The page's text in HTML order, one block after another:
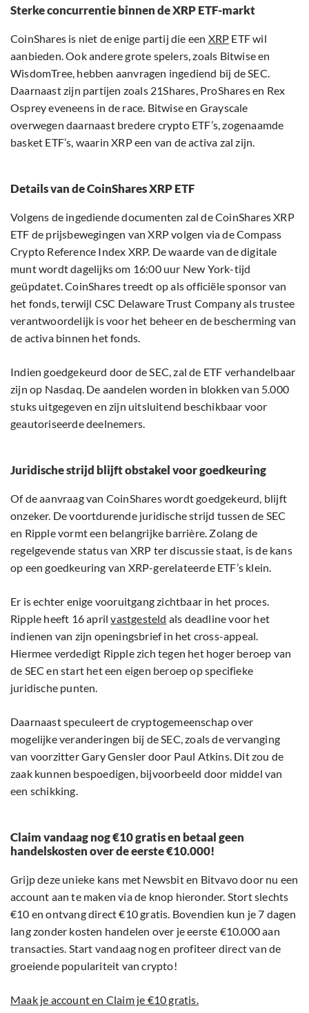
Sterke concurrentie binnen de XRP ETF-markt
CoinShares is niet de enige partij die een XRP ETF wil
aanbieden. Ook andere grote spelers, zoals Bitwise en
WisdomTree, hebben aanvragen ingediend bij de SEC.
Daarnaast zijn partijen zoals 21Shares, ProShares en Rex
Osprey eveneens in de race. Bitwise en Grayscale
overwegen daarnaast bredere crypto ETF’s, zogenaamde
basket ETF’s, waarin XRP een van de activa zal zijn.
Details van de CoinShares XRP ETF
Volgens de ingediende documenten zal de CoinShares XRP
ETF de prijsbewegingen van XRP volgen via de Compass
Crypto Reference Index XRP. De waarde van de digitale
munt wordt dagelijks om 16:00 uur New York-tijd
geüpdatet. CoinShares treedt op als officiële sponsor van
het fonds, terwijl CSC Delaware Trust Company als trustee
verantwoordelijk is voor het beheer en de bescherming van
de activa binnen het fonds.
Indien goedgekeurd door de SEC, zal de ETF verhandelbaar
zijn op Nasdaq. De aandelen worden in blokken van 5.000
stuks uitgegeven en zijn uitsluitend beschikbaar voor
geautoriseerde deelnemers.
Juridische strijd blijft obstakel voor goedkeuring
Of de aanvraag van CoinShares wordt goedgekeurd, blijft
onzeker. De voortdurende juridische strijd tussen de SEC
en Ripple vormt een belangrijke barrière. Zolang de
regelgevende status van XRP ter discussie staat, is de kans
op een goedkeuring van XRP-gerelateerde ETF’s klein.
Er is echter enige vooruitgang zichtbaar in het proces.
Ripple heeft 16 aprilvastgesteld als deadline voor het
indienen van zijn openingsbrief in het cross-appeal.
Hiermee verdedigt Ripple zich tegen het hoger beroep van
de SEC en start het een eigen beroep op specifieke
juridische punten.
Daarnaast speculeert de cryptogemeenschap over
mogelijke veranderingen bij de SEC, zoals de vervanging
van voorzitter Gary Gensler door Paul Atkins. Dit zou de
zaak kunnen bespoedigen, bijvoorbeeld door middel van
een schikking.
Claim vandaag nog €10 gratis en betaal geen
handelskosten over de eerste €10.000!
Grijp deze unieke kans met Newsbit en Bitvavo door nu een
account aan te maken via de knop hieronder. Stort slechts
€10 en ontvang direct €10 gratis. Bovendien kun je 7 dagen
lang zonder kosten handelen over je eerste €10.000 aan
transacties. Start vandaag nog en profiteer direct van de
groeiende populariteit van crypto!
Maak je account en Claim je €10 gratis.